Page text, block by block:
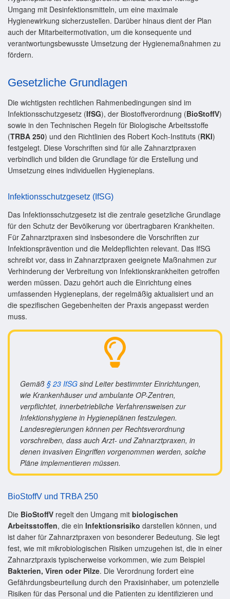
Umgang mit Desinfektionsmitteln, um eine maximale
Hygienewirkung sicherzustellen. Darüber hinaus dient der Plan
auch der Mitarbeitermotivation, um die konsequente und
verantwortungsbewusste Umsetzung der Hygienemaßnahmen zu
fördern.
Gesetzliche Grundlagen
Die wichtigsten rechtlichen Rahmenbedingungen sind im
Infektionsschutzgesetz (IfSG), der Biostoffverordnung (BioStoffV)
sowie in den Technischen Regeln für Biologische Arbeitsstoffe
(TRBA 250) und den Richtlinien des Robert Koch-Instituts (RKI)
festgelegt. Diese Vorschriften sind für alle Zahnarztpraxen
verbindlich und bilden die Grundlage für die Erstellung und
Umsetzung eines individuellen Hygieneplans.
Infektionsschutzgesetz (IfSG)
Das Infektionsschutzgesetz ist die zentrale gesetzliche Grundlage
für den Schutz der Bevölkerung vor übertragbaren Krankheiten.
Für Zahnarztpraxen sind insbesondere die Vorschriften zur
Infektionsprävention und die Meldepflichten relevant. Das IfSG
schreibt vor, dass in Zahnarztpraxen geeignete Maßnahmen zur
Verhinderung der Verbreitung von Infektionskrankheiten getroffen
werden müssen. Dazu gehört auch die Einrichtung eines
umfassenden Hygieneplans, der regelmäßig aktualisiert und an
die spezifischen Gegebenheiten der Praxis angepasst werden
muss.
Gemäß § 23 IfSG sind Leiter bestimmter Einrichtungen,
wie Krankenhäuser und ambulante OP-Zentren,
verpflichtet, innerbetriebliche Verfahrensweisen zur
Infektionshygiene in Hygieneplänen festzulegen.
Landesregierungen können per Rechtsverordnung
vorschreiben, dass auch Arzt- und Zahnarztpraxen, in
denen invasiven Eingriffen vorgenommen werden, solche
Pläne implementieren müssen.
BioStoffV und TRBA 250
Die BioStoffV regelt den Umgang mit biologischen
Arbeitsstoffen, die ein Infektionsrisiko darstellen können, und
ist daher für Zahnarztpraxen von besonderer Bedeutung. Sie legt
fest, wie mit mikrobiologischen Risiken umzugehen ist, die in einer
Zahnarztpraxis typischerweise vorkommen, wie zum Beispiel
Bakterien, Viren oder Pilze. Die Verordnung fordert eine
Gefährdungsbeurteilung durch den Praxisinhaber, um potenzielle
Risiken für das Personal und die Patienten zu identifizieren und